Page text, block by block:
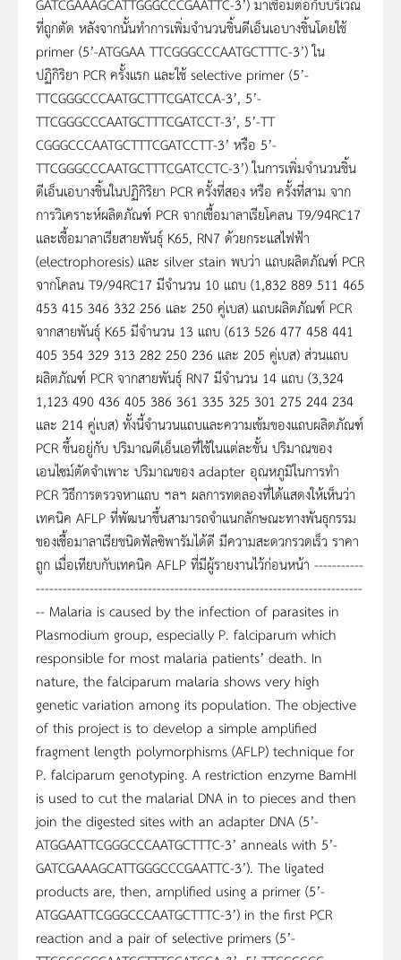
ที่ถูกตัด หลังจากนั้นทำการเพิ่มจำนวนชิ้นดีเอ็นเอบางชิ้นโดยใช้
primer (5’-ATGGAA TTCGGGCCCAATGCTTTC-3’) ใน
ปฏิกิริยา PCR ครั้งแรก และใช้ selective primer (5’-
TTCGGGCCCAATGCTTTCGATCCA-3’, 5’-
TTCGGGCCCAATGCTTTCGATCCT-3’, 5’-TT
CGGGCCCAATGCTTTCGATCCTT-3’ หรือ 5’-
TTCGGGCCCAATGCTTTCGATCCTC-3’) ในการเพิ่มจำนวนชิ้น
ดีเอ็นเอบางชิ้นในปฏิกิริยา PCR ครั้งที่สอง หรือ ครั้งที่สาม จาก
การวิเคราะห์ผลิตภัณฑ์ PCR จากเชื้อมาลาเรียโคลน T9/94RC17
และเชื้อมาลาเรียสายพันธุ์ K65, RN7 ด้วยกระแสไฟฟ้า
(electrophoresis) และ silver stain พบว่า แถบผลิตภัณฑ์ PCR
จากโคลน T9/94RC17 มีจำนวน 10 แถบ (1,832 889 511 465
453 415 346 332 256 และ 250 คู่เบส) แถบผลิตภัณฑ์ PCR
จากสายพันธุ์ K65 มีจำนวน 13 แถบ (613 526 477 458 441
405 354 329 313 282 250 236 และ 205 คู่เบส) ส่วนแถบ
ผลิตภัณฑ์ PCR จากสายพันธุ์ RN7 มีจำนวน 14 แถบ (3,324
1,123 490 436 405 386 361 335 325 301 275 244 234
และ 214 คู่เบส) ทั้งนี้จำนวนแถบและความเข้มของแถบผลิตภัณฑ์
PCR ขึ้นอยู่กับ ปริมาณดีเอ็นเอที่ใช้ในแต่ละขั้น ปริมาณของ
เอนไซม์ตัดจำเพาะ ปริมาณของ adapter อุณหภูมิในการทำ
PCR วิธีการตรวจหาแถบ ฯลฯ ผลการทดลองที่ได้แสดงให้เห็นว่า
เทคนิค AFLP ที่พัฒนาขึ้นสามารถจำแนกลักษณะทางพันธุกรรม
ของเชื้อมาลาเรียชนิดฟัลซิพารัมได้ดี มีความสะดวกรวดเร็ว ราคา
ถูก เมื่อเทียบกับเทคนิค AFLP ที่มีผู้รายงานไว้ก่อนหน้า -----------
-------------------------------------------------------------------------
-- Malaria is caused by the infection of parasites in
Plasmodium group, especially P. falciparum which
responsible for most malaria patients’ death. In
nature, the falciparum malaria shows very high
genetic variation among its population. The objective
of this project is to develop a simple amplified
fragment length polymorphisms (AFLP) technique for
P. falciparum genotyping. A restriction enzyme BamHI
is used to cut the malarial DNA in to pieces and then
join the digested sites with an adapter DNA (5’-
ATGGAATTCGGGCCCAATGCTTTC-3’ anneals with 5’-
GATCGAAAGCATTGGGCCCGAATTC-3’). The ligated
products are, then, amplified using a primer (5’-
ATGGAATTCGGGCCCAATGCTTTC-3’) in the first PCR
reaction and a pair of selective primers (5’-